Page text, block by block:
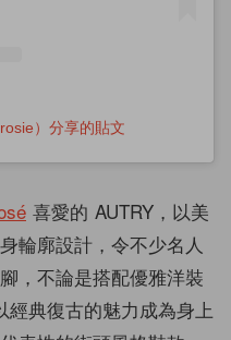
）分享的貼文
喜愛的 AUTRY，以美
輪廓設計，令不少名人
，不論是搭配優雅洋裝
經典復古的魅力成為身上